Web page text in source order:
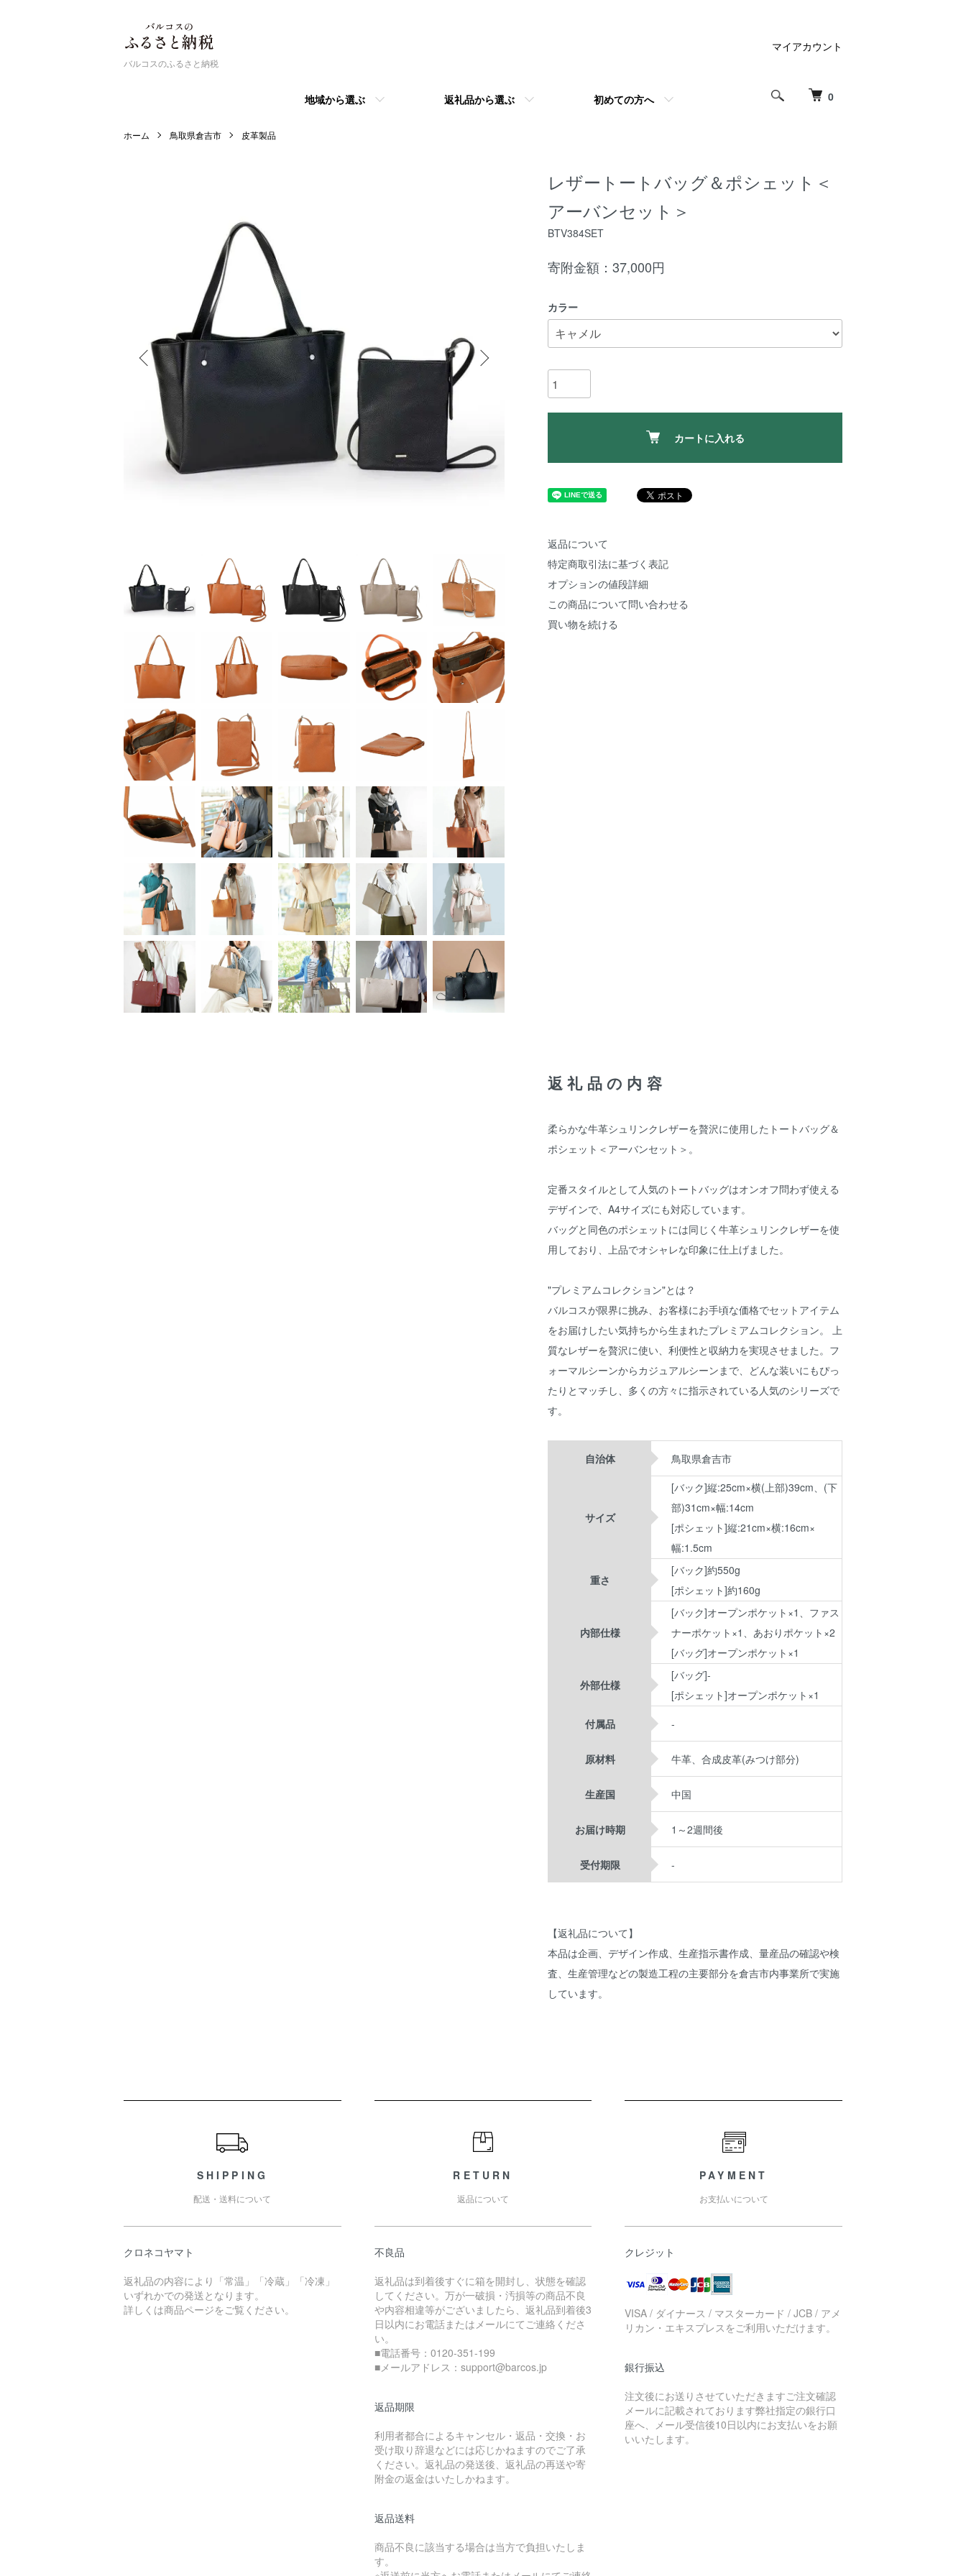
バルコスのふるさと納税
0
地域から選ぶ 返礼品から選ぶ 初めての方へ
マイアカウント
ホーム 鳥取県倉吉市 皮革製品
レザートートバッグ＆ポシェット＜
アーバンセット＞
BTV384SET
寄附金額：37,000円
カラー
カートに入れる
返品について
特定商取引法に基づく表記
オプションの値段詳細
この商品について問い合わせる
買い物を続ける
返礼品の内容
柔らかな牛革シュリンクレザーを贅沢に使用したトートバッグ＆
ポシェット＜アーバンセット＞。
定番スタイルとして人気のトートバッグはオンオフ問わず使える
デザインで、A4サイズにも対応しています。
バッグと同色のポシェットには同じく牛革シュリンクレザーを使
用しており、上品でオシャレな印象に仕上げました。
"プレミアムコレクション"とは？
バルコスが限界に挑み、お客様にお手頃な価格でセットアイテム
をお届けしたい気持ちから生まれたプレミアムコレクション。 上
質なレザーを贅沢に使い、利便性と収納力を実現させました。フ
ォーマルシーンからカジュアルシーンまで、どんな装いにもぴっ
たりとマッチし、多くの方々に指示されている人気のシリーズで
す。
自治体 鳥取県倉吉市
サイズ
[バック]縦:25cm×横(上部)39cm、(下
部)31cm×幅:14cm
[ポシェット]縦:21cm×横:16cm×
幅:1.5cm
重さ
[バック]約550g
[ポシェット]約160g
内部仕様
[バック]オープンポケット×1、ファス
ナーポケット×1、あおりポケット×2
[バッグ]オープンポケット×1
外部仕様
[バッグ]-
[ポシェット]オープンポケット×1
付属品
-
原材料 牛革、合成皮革(みつけ部分)
生産国 中国
お届け時期 1～2週間後
受付期限 -
【返礼品について】
本品は企画、デザイン作成、生産指示書作成、量産品の確認や検
査、生産管理などの製造工程の主要部分を倉吉市内事業所で実施
しています。
SHIPPING
配送・送料について
クロネコヤマト
返礼品の内容により「常温」「冷蔵」「冷凍」
いずれかでの発送となります。
詳しくは商品ページをご覧ください。
RETURN
返品について
不良品
返礼品は到着後すぐに箱を開封し、状態を確認
してください。万が一破損・汚損等の商品不良
や内容相違等がございましたら、返礼品到着後3
日以内にお電話またはメールにてご連絡くださ
い。
■電話番号：0120-351-199
■メールアドレス：support@barcos.jp
返品期限
利用者都合によるキャンセル・返品・交換・お
受け取り辞退などには応じかねますのでご了承
ください。返礼品の発送後、返礼品の再送や寄
附金の返金はいたしかねます。
返品送料
商品不良に該当する場合は当方で負担いたしま
す。
PAYMENT
お支払いについて
クレジット
VISA / ダイナース / マスターカード / JCB / アメ
リカン・エキスプレスをご利用いただけます。
銀行振込
注文後にお送りさせていただきますご注文確認
メールに記載されております弊社指定の銀行口
座へ、メール受信後10日以内にお支払いをお願
いいたします。